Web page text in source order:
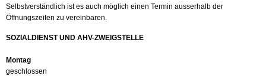
Selbstverständlich ist es auch möglich einen Termin ausserhalb der
Öffnungszeiten zu vereinbaren.
SOZIALDIENST UND AHV-ZWEIGSTELLE
Montag
geschlossen